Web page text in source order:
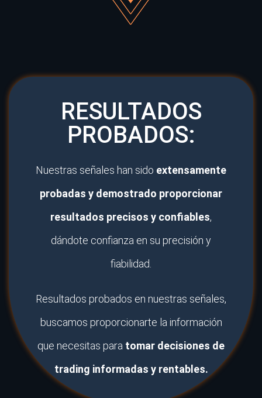
RESULTADOS
PROBADOS:
Nuestras señales han sido extensamente
probadas y demostrado proporcionar
resultados precisos y confiables,
dándote confianza en su precisión y
fiabilidad.
Resultados probados en nuestras señales,
buscamos proporcionarte la información
que necesitas para tomar decisiones de
trading informadas y rentables.